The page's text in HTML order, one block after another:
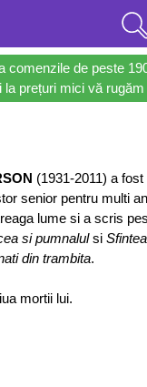
de peste
prețuri mici vă
(1931-2011) a
senior pentru multi
lume si a scris
si pumnalulsi
din trambita.
mortii lui.